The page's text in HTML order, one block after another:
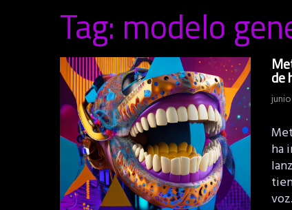
Tag: modelo
de
ha
voz.